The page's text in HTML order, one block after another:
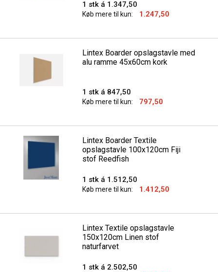
1 stk á 1.347,50
Køb mere til kun: 1.247,50
Lintex Boarder opslagstavle med
alu ramme 45x60cm kork
1 stk á 847,50
Køb mere til kun: 797,50
Lintex Boarder Textile
opslagstavle 100x120cm Fiji
stof Reedfish
1 stk á 1.512,50
Køb mere til kun: 1.412,50
Lintex Textile opslagstavle
150x120cm Linen stof
naturfarvet
1 stk á 2.502,50